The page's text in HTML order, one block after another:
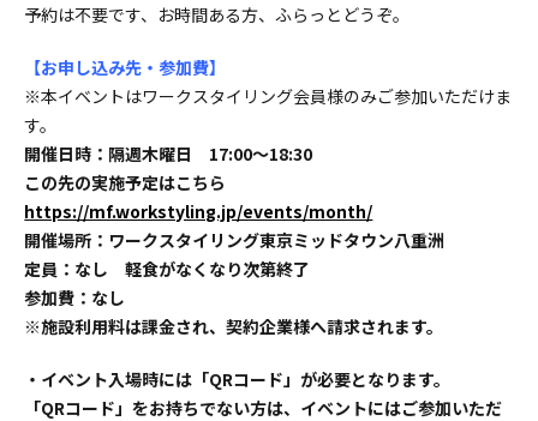
予約は不要です、お時間ある方、ふらっとどうぞ。
【お申し込み先・参加費】
※本イベントはワークスタイリング会員様のみご参加いただけま
す。
開催日時：隔週木曜日 17:00〜18:30
この先の実施予定はこちら
https://mf.workstyling.jp/events/month/
開催場所：ワークスタイリング東京ミッドタウン八重洲
定員：なし 軽食がなくなり次第終了
参加費：なし
※施設利用料は課金され、契約企業様へ請求されます。
・イベント入場時には「QRコード」が必要となります。
「QRコード」をお持ちでない方は、イベントにはご参加いただ